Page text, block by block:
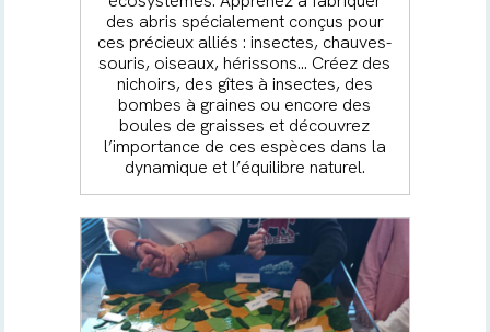
des abris spécialement conçus pour
ces précieux alliés : insectes, chauves-
souris, oiseaux, hérissons… Créez des
nichoirs, des gîtes à insectes, des
bombes à graines ou encore des
boules de graisses et découvrez
l’importance de ces espèces dans la
dynamique et l’équilibre naturel.